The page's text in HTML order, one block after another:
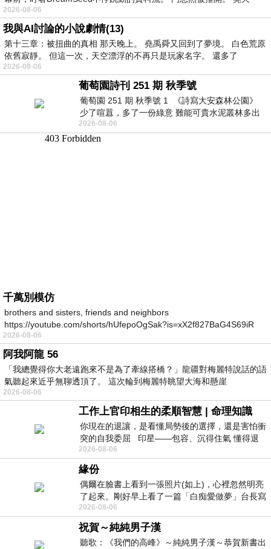
2026-08-06
我與AI討論的小說劇情(13)
第十三章：被扭曲的真相 那天晚上。 堯禹舜又回到了夢境。 白色荒原
依舊寂靜。 但這一次，天空漂浮的不再只是玩家名字。 還多了
2026-08-06
葡萄園詩刊 251 期 秋季號
葡萄園 251 期 秋季號 1 《詩寫大安森林公園》
少了喧囂，多了一份綠意 難能可貴水泥叢林多出
一
2026-08-06
千萬別模仿
brothers and sisters, friends and neighbors
https://youtube.com/shorts/hUfepoOgSak?is=xX2f827BaG4S69iR
https
2026-08-06
阿我阿龍 56
「我總覺得你大老遠跑來不是為了牽線搭橋？」龍疆對梅麗特說話的語
氣聽起來近乎無聊透頂了。 這次輪到梅麗特眺望大海和懸崖
2026-08-06
工作上官印相生的柔順智慧 | 命理知識
你現在的退讓，是看懂局勢後的選擇，還是害怕衝
突的自我委屈 印星——包容、沉得住氣 懂得退
一步觀察，不會
2026-08-06
緣份
偶爾在臉書上看到一張照片(如上)，心裡忽然明亮
了起來。剛好早上看了一篇「白痴愛做夢」台長寫
的貼文，在回顧年輕時瘋狂愛上
2026-08-06
祝賀～純純男子漢
聽歌：《我們的高峰》～純純男子漢～恭賀新書出